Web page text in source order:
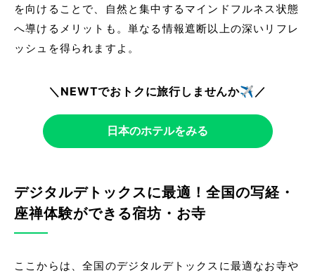
を向けることで、自然と集中するマインドフルネス状態
へ導けるメリットも。単なる情報遮断以上の深いリフレ
ッシュを得られますよ。
＼NEWTでおトクに旅行しませんか✈️／
日本のホテルをみる
デジタルデトックスに最適！全国の写経・
座禅体験ができる宿坊・お寺
ここからは、全国のデジタルデトックスに最適なお寺や